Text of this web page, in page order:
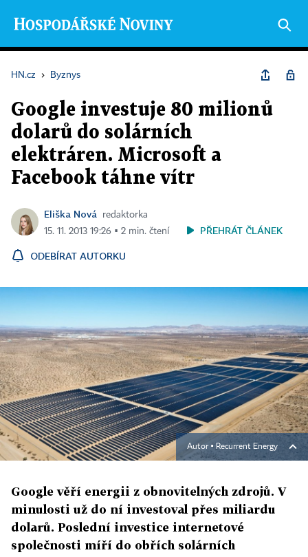
HN.cz › Byznys
Google investuje 80 milionů
dolarů do solárních
elektráren. Microsoft a
Facebook táhne vítr
Eliška Nová
redaktorka
15. 11. 2013 19:26 ▪ 2 min. čtení
PŘEHRÁT ČLÁNEK
ODEBÍRAT AUTORKU
Autor ▪ Recurrent Energy
Google věří energii z obnovitelných zdrojů. V
minulosti už do ní investoval přes miliardu
dolarů. Poslední investice internetové
společnosti míří do obřích solárních